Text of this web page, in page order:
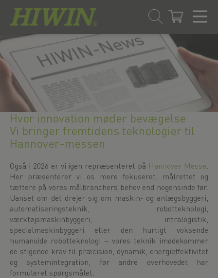
Gå
indhold
Spring
navigationsmenuen
Hvor innovation møder bevægelse
Vi bringer fremtidens teknologier til
Hannover-messen
Også i 2026 er vi igen repræsenteret på Hannover Messe
Her præsenterer vi os mere fokuseret, målrettet og
tættere på vores målbranchers behov end nogensinde før.
Uanset om det drejer sig om maskin- og anlægsbyggeri,
automatiseringsteknik, robotteknologi,
værktøjsmaskinbyggeri, intralogistik,
specialmaskinbyggeri eller den hurtigt voksende
humanoide robotteknologi – vores teknik imødekommer
de stigende krav til præcision, dynamik, energieffektivitet
og systemintegration, før andre overhovedet har
formuleret spørgsmålet.